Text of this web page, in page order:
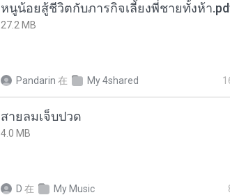
หนูน้อยสู้ชีวิตกับภารกิจเลี้ยงพี่ชายทั้งห้า
27.2 MB
Pandarin 在 My 4shared
สายลมเจ็บปวด
4.0 MB
D 在 My Music